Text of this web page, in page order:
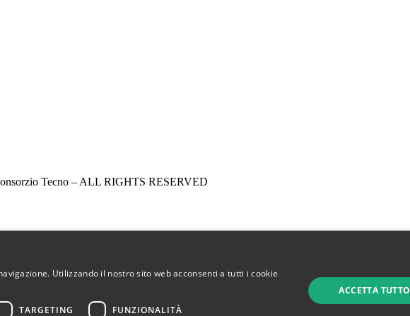
Tecno – ALL RIGHTS RESERVED
Utilizzando il nostro sito web acconsenti a tutti i cookie
TARGETING FUNZIONALITÀ
ACCETTA TUTTO